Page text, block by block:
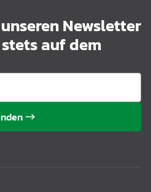
Newsletter
auf dem